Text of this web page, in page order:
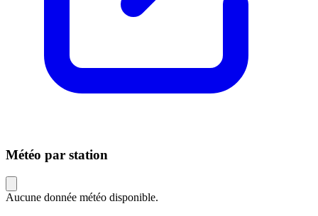
Météo par station
Aucune donnée météo disponible.